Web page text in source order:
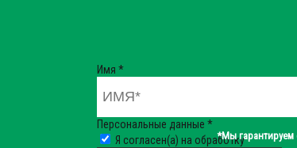
Имя *
Персональные данные *
Я согласен(а) на обработку*Мы гарантируем